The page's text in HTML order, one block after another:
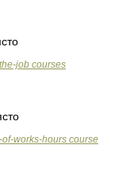
job courses
of-works-hours course